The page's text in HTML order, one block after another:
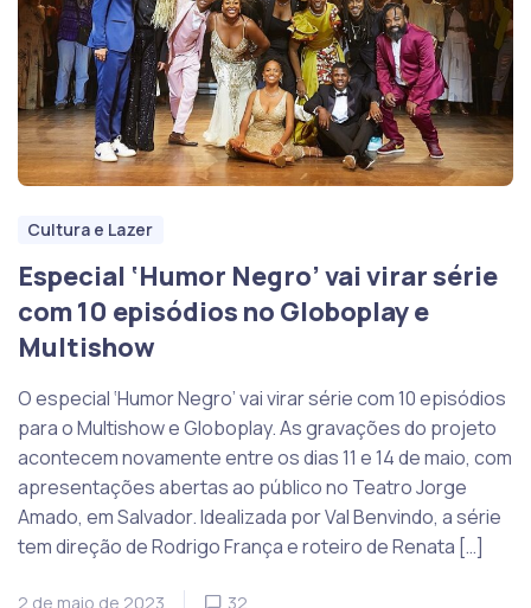
Cultura e Lazer
Especial ‘Humor Negro’ vai virar série
com 10 episódios no Globoplay e
Multishow
O especial ‘Humor Negro’ vai virar série com 10 episódios
para o Multishow e Globoplay. As gravações do projeto
acontecem novamente entre os dias 11 e 14 de maio, com
apresentações abertas ao público no Teatro Jorge
Amado, em Salvador. Idealizada por Val Benvindo, a série
tem direção de Rodrigo França e roteiro de Renata […]
2 de maio de 2023 32